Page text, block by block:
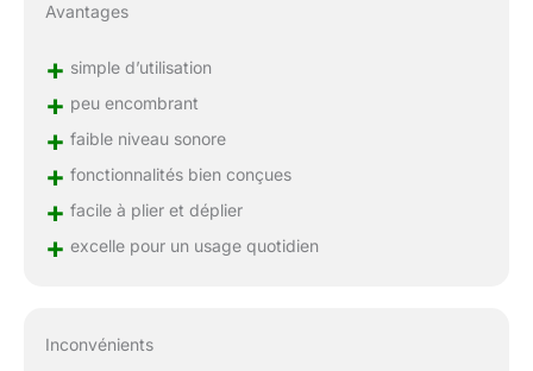
Avantages
+ simple d’utilisation
+ peu encombrant
+ faible niveau sonore
+ fonctionnalités bien conçues
+ facile à plier et déplier
+ excelle pour un usage quotidien
Inconvénients